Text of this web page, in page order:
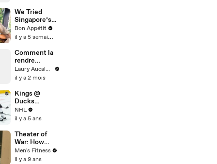
We Tried
Singapore’s
Most
Legendary
Bon Appétit
il y a 5 semaines
Comment la
rendre
heureuse Laury Aucalme
il y a 2 mois
Kings @
Ducks
4/30/21 | NHL
Highlights
NHL
il y a 5 ans
Theater of
War: How
actor Michael
Kelly gained
Men's Fitness
il y a 9 ans